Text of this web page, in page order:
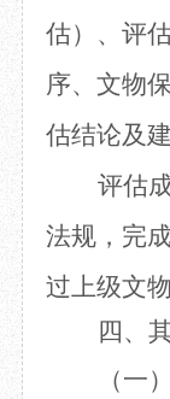
估）、评
序、文物
估结论及建
评估
法规，完
过上级文
四、
（一